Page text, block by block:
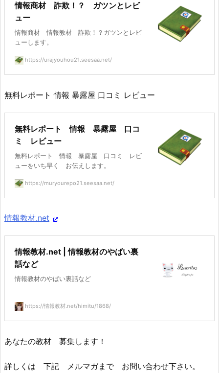
情報商材 詐欺！？ ガツンとレビ
ュー
情報商材 情報教材 詐欺！？ガツンとレビ
ューします。
https://urajyouhou21.seesaa.net/
無料レポート 情報 暴露屋 口コミ レビュー
無料レポート 情報 暴露屋 口コ
ミ レビュー
無料レポート 情報 暴露屋 口コミ レビ
ューをいち早く お伝えします。
https://muryourepo21.seesaa.net/
情報教材.net
情報教材.net | 情報教材のやばい裏
話など
情報教材のやばい裏話など
https://情報教材.net/himitu/1868/
あなたの教材 募集します！
詳しくは 下記 メルマガまで お問い合わせ下さい。